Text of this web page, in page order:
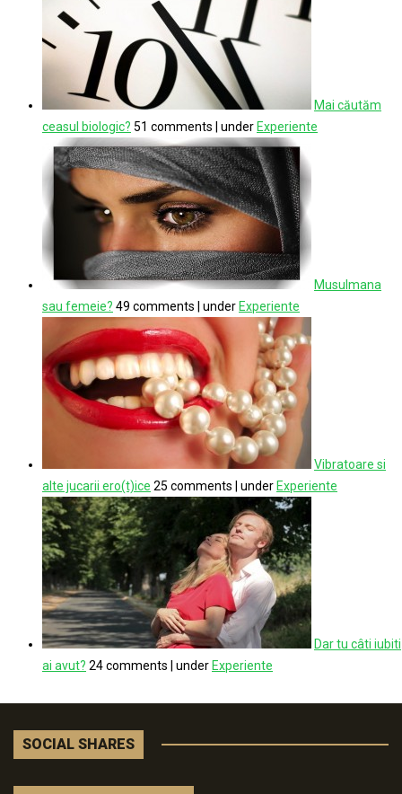
Mai căutăm
ceasul biologic? 51 comments under Experiente
Musulmana
sau femeie? 49 comments under Experiente
Vibratoare si
alte jucarii ero(t)ice 25 comments under Experiente
Dar tu câti iubiti
ai avut? 24 comments under Experiente
SOCIAL SHARES